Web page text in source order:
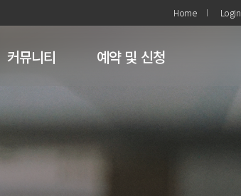
Home Login
커뮤니티 예약 및 신청